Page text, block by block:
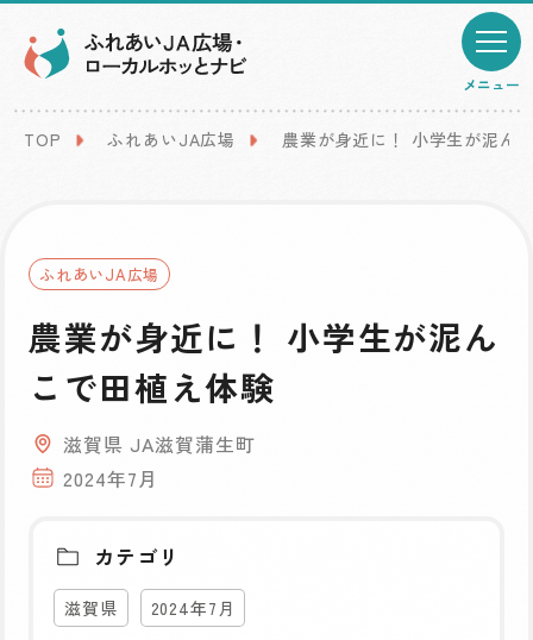
メニュー
TOP ふれあいJA広場 農業が身近に！ 小学生が泥ん
ふれあいJA広場
農業が身近に！ 小学生が泥ん
こで田植え体験
滋賀県 JA滋賀蒲生町
2024年7月
カテゴリ
滋賀県 2024年7月